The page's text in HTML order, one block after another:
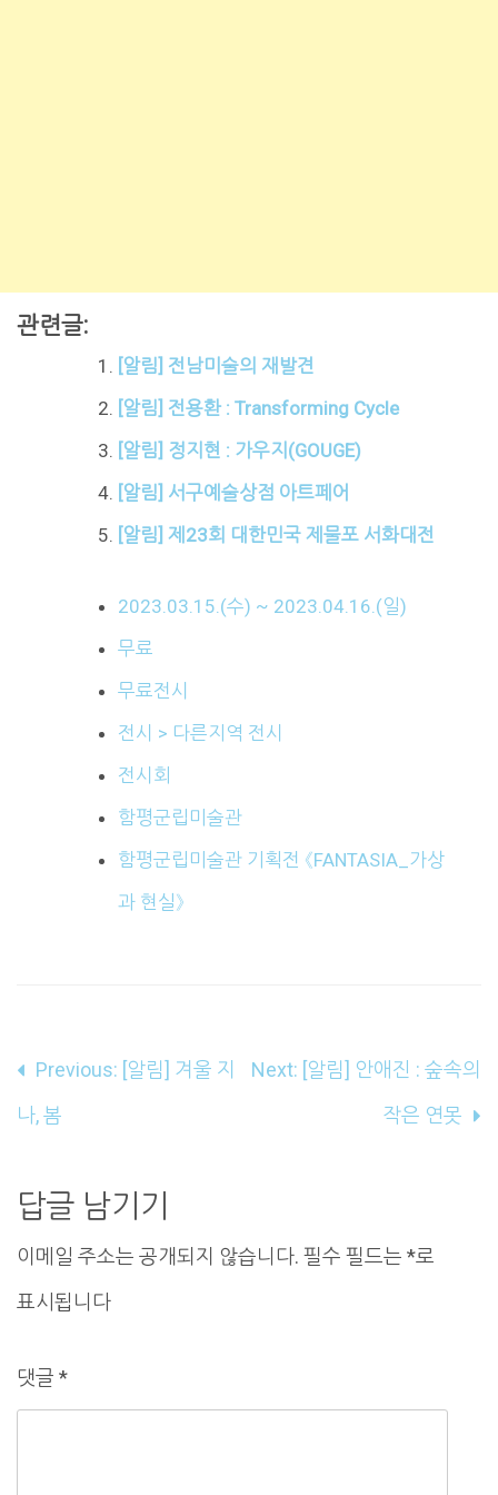
관련글:
[알림] 전남미술의 재발견
[알림] 전용환 : Transforming Cycle
[알림] 정지현 : 가우지(GOUGE)
[알림] 서구예술상점 아트페어
[알림] 제23회 대한민국 제물포 서화대전
2023.03.15.(수) ~ 2023.04.16.(일)
무료
무료전시
전시 > 다른지역 전시
전시회
함평군립미술관
함평군립미술관 기획전 《FANTASIA_가상
과 현실》
글
내
게
이
션
Previous: [알림] 겨울 지
나, 봄
Next: [알림] 안애진 : 숲속의
작은 연못
답글 남기기
이메일 주소는 공개되지 않습니다. 필수 필드는 *로
표시됩니다
댓글 *